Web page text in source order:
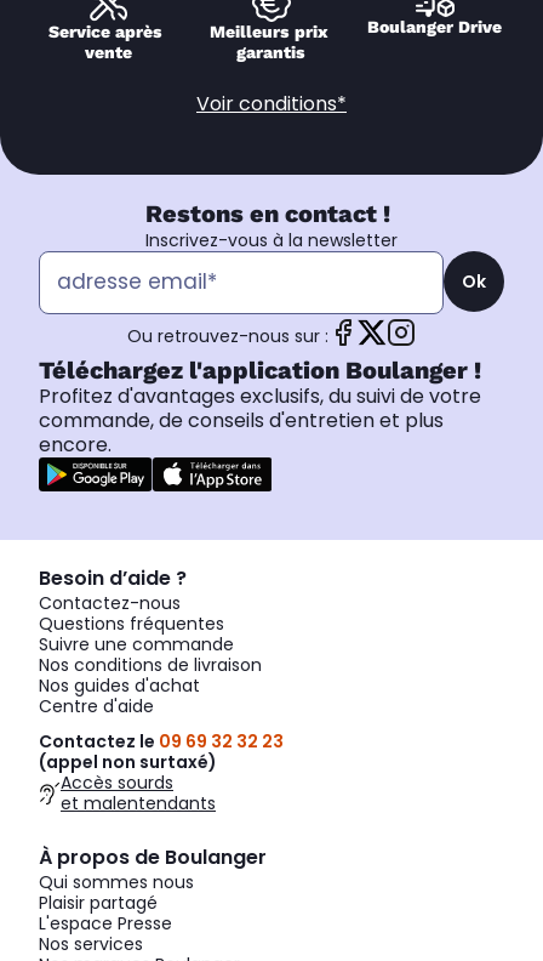
Service après
vente
Meilleurs prix
garantis
Boulanger Drive
Voir conditions*
Restons en contact !
Inscrivez-vous à la newsletter
Ok
Ou retrouvez-nous sur :
Téléchargez l'application Boulanger !
Profitez d'avantages exclusifs, du suivi de votre
commande, de conseils d'entretien et plus
encore.
Besoin d’aide ?
Contactez-nous
Questions fréquentes
Suivre une commande
Nos conditions de livraison
Nos guides d'achat
Centre d'aide
Contactez le 09 69 32 32 23
(appel non surtaxé)
Accès sourds
et malentendants
À propos de Boulanger
Qui sommes nous
Plaisir partagé
L'espace Presse
Nos services